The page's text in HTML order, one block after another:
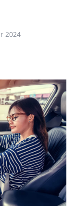
2024